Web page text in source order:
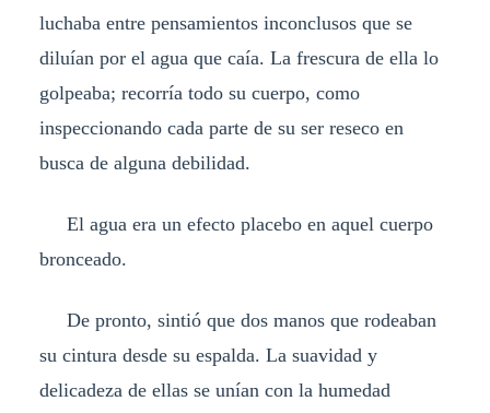
luchaba entre pensamientos inconclusos que se
diluían por el agua que caía. La frescura de ella lo
golpeaba; recorría todo su cuerpo, como
inspeccionando cada parte de su ser reseco en
busca de alguna debilidad.
El agua era un efecto placebo en aquel cuerpo
bronceado.
De pronto, sintió que dos manos que rodeaban
su cintura desde su espalda. La suavidad y
delicadeza de ellas se unían con la humedad